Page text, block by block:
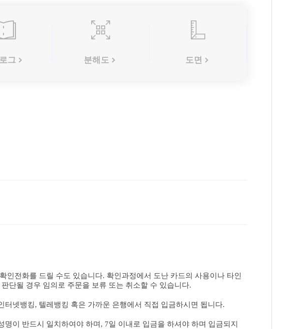
그 분해도 도면
인전화를 드릴 수도 있습니다. 확인과정에서 도난 카드의 사용이나 타인
단될 경우 임의로 주문을 보류 또는 취소할 수 있습니다.
터넷뱅킹, 텔레뱅킹 혹은 가까운 은행에서 직접 입금하시면 됩니다.
이 반드시 일치하여야 하며, 7일 이내로 입금을 하셔야 하며 입금되지